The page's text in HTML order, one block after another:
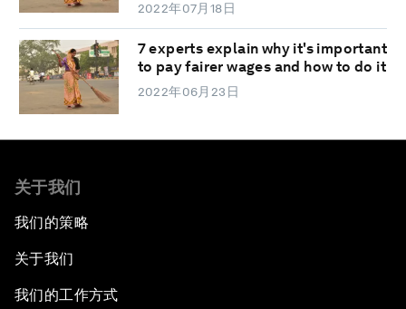
2022年07月18日
7 experts explain why it's important
to pay fairer wages and how to do it
2022年06月23日
关于我们
我们的策略
关于我们
我们的工作方式